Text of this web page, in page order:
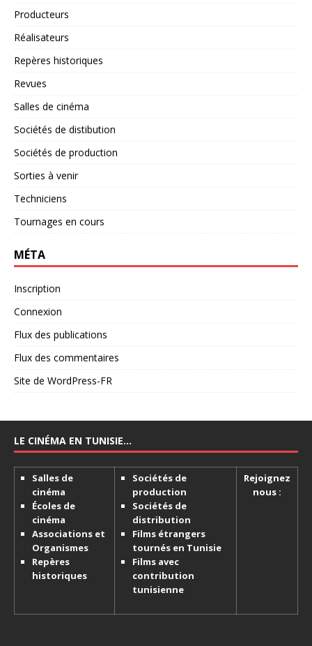
Producteurs
Réalisateurs
Repères historiques
Revues
Salles de cinéma
Sociétés de distibution
Sociétés de production
Sorties à venir
Techniciens
Tournages en cours
MÉTA
Inscription
Connexion
Flux des publications
Flux des commentaires
Site de WordPress-FR
LE CINÉMA EN TUNISIE…
Salles de
cinéma
Écoles de
cinéma
Associations et
Organismes
Repères
historiques
Sociétés de
production
Sociétés de
distribution
Films étrangers
tournés en Tunisie
Films avec
contribution
tunisienne
Rejoignez
nous :